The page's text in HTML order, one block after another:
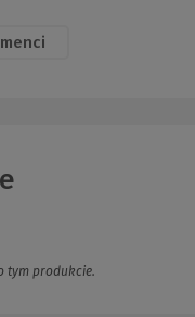
tym produkcie.